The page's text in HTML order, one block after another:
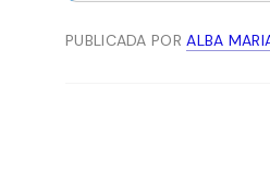
PUBLICADA PORALBA